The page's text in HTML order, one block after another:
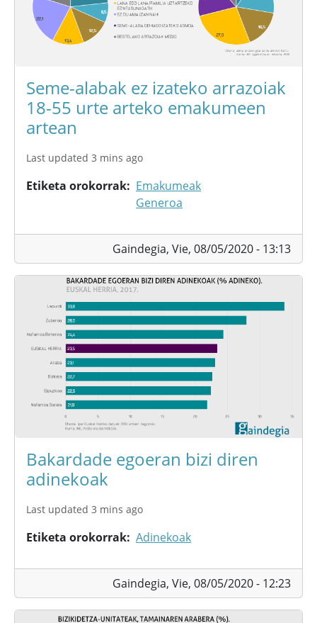
Seme-alabak ez izateko arrazoiak
18-55 urte arteko emakumeen
artean
Last updated 3 mins ago
Etiketa orokorrak
Emakumeak
Generoa
Gaindegia, Vie, 08/05/2020 - 13:13
Bakardade egoeran bizi diren
adinekoak
Last updated 3 mins ago
Etiketa orokorrak Adinekoak
Gaindegia, Vie, 08/05/2020 - 12:23